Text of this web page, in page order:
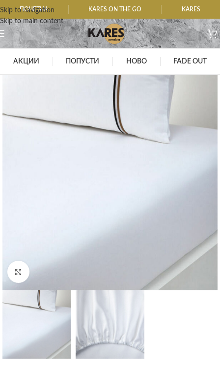
Skip to navigation
Skip to main content
ПОЧЕТНА KARES ON THE GO KARES
АКЦИИ ПОПУСТИ НОВО FADE OUT